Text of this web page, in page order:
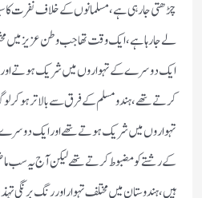
چڑھتی جا رہی ہے،مسلمانوں کے خلاف نفرت کا
لے جا رہا ہے،ایک وقت تھا جب وطن عزیز میں
ایک دوسرے کے تہواروں میں شریک ہوتے اور
کرتے تھے،ہندو مسلم کے فرق سے بالاتر ہو کر
تہواروں میں شریک ہوتے تھے اور ایک دوسرے
کے رشتے کو مضبوط کرتے تھے لیکن آج یہ سب
ہیں،ہندوستان میں مختلف تہوار اور رنگ